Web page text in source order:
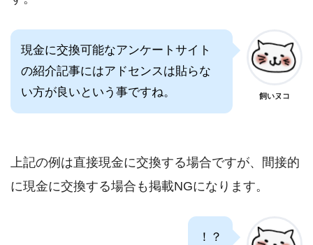
現金に交換可能なアンケートサイト
の紹介記事にはアドセンスは貼らな
い方が良いという事ですね。
飼いヌコ
上記の例は直接現金に交換する場合ですが、間接的
に現金に交換する場合も掲載NGになります。
！？